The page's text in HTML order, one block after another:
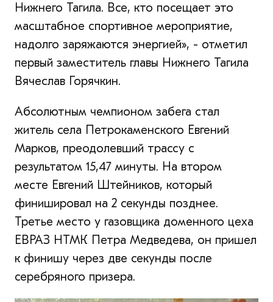
Нижнего Тагила. Все, кто посещает это
масштабное спортивное мероприятие,
надолго заряжаются энергией», - отметил
первый заместитель главы Нижнего Тагила
Вячеслав Горячкин.
Абсолютным чемпионом забега стал
житель села Петрокаменского Евгений
Марков, преодолевший трассу с
результатом 15,47 минуты. На втором
месте Евгений Штейников, который
финишировал на 2 секунды позднее.
Третье место у газовщика доменного цеха
ЕВРАЗ НТМК Петра Медведева, он пришел
к финишу через две секунды после
серебряного призера.